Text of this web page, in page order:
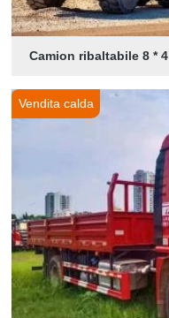
Camion ribaltabile 8 * 4
Vendita calda